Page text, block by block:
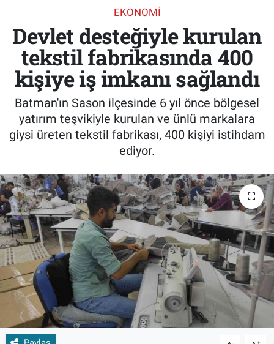
EKONOMI
Devlet desteğiyle kurulan
tekstil fabrikasında 400
kişiye iş imkanı sağlandı
Batman'ın Sason ilçesinde 6 yıl önce bölgesel
yatırım teşvikiyle kurulan ve ünlü markalara
giysi üreten tekstil fabrikası, 400 kişiyi istihdam
ediyor.